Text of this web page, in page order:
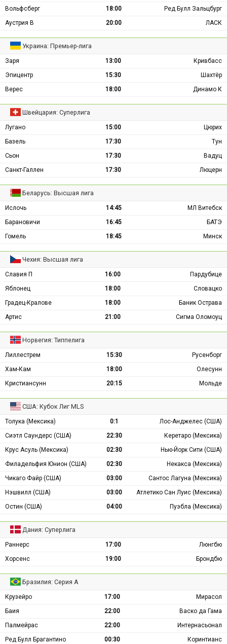
Вольфсберг 18:00
Ред Булл Зальцбург
Аустрия В
20:00 ЛАСК
Украина: Премьер-лига
Заря 13:00
Кривбасс
Эпицентр
15:30
Шахтёр
Верес
18:00 Динамо К
Швейцария: Суперлига
Лугано 15:00
Цюрих
Базель
17:30
Тун
Сьон
17:30
Вадуц
Санкт-Галлен
17:30 Люцерн
Беларусь: Высшая лига
Ислочь 14:45
МЛ Витебск
Барановичи
16:45
БАТЭ
Гомель
18:45 Минск
Чехия: Высшая лига
Славия П 16:00
Пардубице
Яблонец
18:00
Словацко
Градец-Кралове
18:00
Баник Острава
Артис
21:00 Сигма Оломоуц
Норвегия: Типпелига
Лиллестрем 15:30
Русенборг
Хам-Кам
18:00
Олесунн
Кристиансунн
20:15 Мольде
США: Кубок Лиг MLS
Толука (Мексика) 0:1
Лос-Анджелес (США)
Сиэтл Саундерс (США)
22:30
Керетаро (Мексика)
Крус Асуль (Мексика)
02:30
Нью-Йорк Сити (США)
Филадельфия Юнион (США)
02:30
Некакса (Мексика)
Чикаго Файр (США)
03:00
Сантос Лагуна (Мексика)
Нэшвилл (США)
03:00
Атлетико Сан Луис (Мексика)
Остин (США)
04:00 Пуэбла (Мексика)
Дания: Суперлига
Раннерс 17:00
Люнгбю
Хорсенс
19:00 Брондбю
Бразилия: Серия А
Крузейро 17:00
Мирасол
Баия
22:00
Васко да Гама
Палмейрас
22:00
Интернасьонал
Ред Булл Брагантино
00:30
Коринтианс